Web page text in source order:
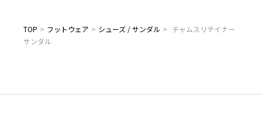
TOP > フットウェア > シューズ / サンダル > チャムスリテイナー
サンダル